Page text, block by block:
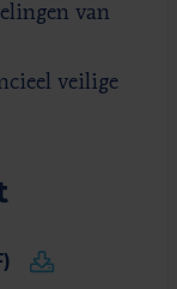
van
veilige